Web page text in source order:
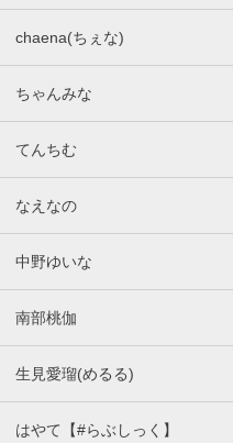
chaena(ちぇな)
ちゃんみな
てんちむ
なえなの
中野ゆいな
南部桃伽
生見愛瑠(めるる)
はやて【#らぶしっく】